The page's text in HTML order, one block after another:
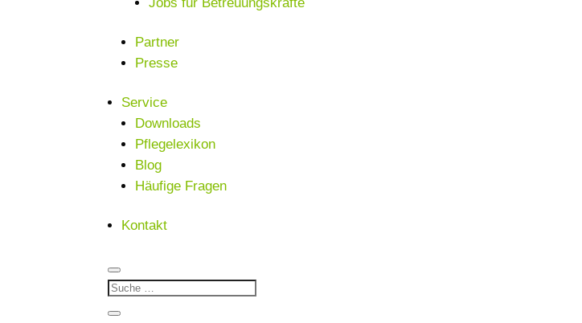
Partner
Presse
Service
Downloads
Pflegelexikon
Blog
Häufige Fragen
Kontakt